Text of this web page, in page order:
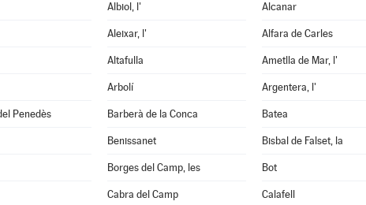
Albiol, l' Alcanar
Aleixar, l' Alfara de Carles
Altafulla Ametlla de Mar, l'
Arbolí Argentera, l'
Penedès Barberà de la Conca Batea
Benissanet Bisbal de Falset, la
Borges del Camp, les Bot
Cabra del Camp Calafell